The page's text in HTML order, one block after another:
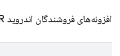
افزونه‌های فروشندگان اندروید XR